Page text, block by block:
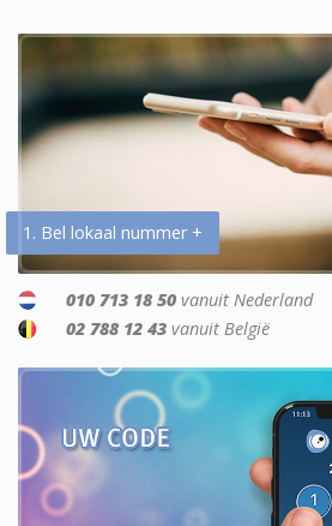
1. Bel lokaal nummer +
010 713 18 50 vanuit Nederland
02 788 12 43 vanuit België